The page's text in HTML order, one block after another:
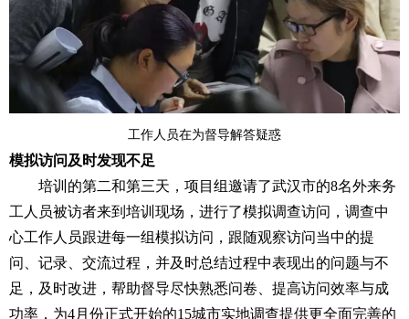
工作人员在为督导解答疑惑
模拟访问及时发现不足
培训的第二和第三天，项目组邀请了武汉市的8名外来务
工人员被访者来到培训现场，进行了模拟调查访问，调查中
心工作人员跟进每一组模拟访问，跟随观察访问当中的提
问、记录、交流过程，并及时总结过程中表现出的问题与不
足，及时改进，帮助督导尽快熟悉问卷、提高访问效率与成
功率，为4月份正式开始的15城市实地调查提供更全面完善的